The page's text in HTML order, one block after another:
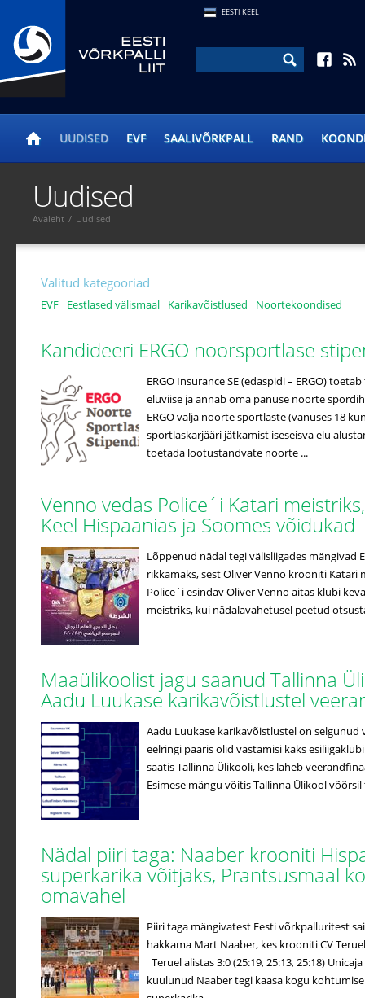
EESTI KEEL
UUDISED EVF SAALIVÕRKPALL RAND
Valitud kategooriad
EVF Eestlased välismaal Karikavõistlused Noortekoondised
Kandideeri ERGO noorsportlase
ERGO Insurance SE (edaspidi – ERGO)
eluviise ja annab oma panuse noorte
ERGO välja noorte sportlaste (vanuses 18
sportlaskarjääri jätkamist iseseisva elu
toetada lootustandvate noorte ...
Venno vedas Police´i Katari
Keel Hispaanias ja Soomes võidukad
Lõppenud nädal tegi välisliigades
rikkamaks, sest Oliver Venno krooniti Katari
Police´i esindav Oliver Venno aitas klubi
meistriks, kui nädalavahetusel peetud
Maaülikoolist jagu saanud Tallinna
Aadu Luukase karikavõistlustel
Aadu Luukase karikavõistlustel on
eelringi paaris olid vastamisi kaks
saatis Tallinna Ülikooli, kes läheb
Esimese mängu võitis Tallinna Ülikool võõrsil
Nädal piiri taga: Naaber krooniti
superkarika võitjaks, Prantsusmaal
omavahel
Piiri taga mängivatest Eesti võrkpalluritest
hakkama Mart Naaber, kes krooniti CV
Teruel alistas 3:0 (25:19, 25:13, 25:18)
kuulunud Naaber tegi kaasa kogu
Uudised
Avaleht / Uudised